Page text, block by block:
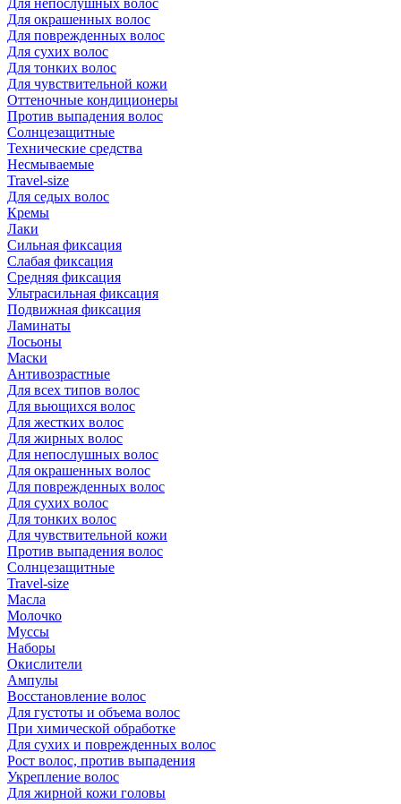
Для непослушных волос
Для окрашенных волос
Для поврежденных волос
Для сухих волос
Для тонких волос
Для чувствительной кожи
Оттеночные кондиционеры
Против выпадения волос
Солнцезащитные
Технические средства
Несмываемые
Travel-size
Для седых волос
Кремы
Лаки
Сильная фиксация
Слабая фиксация
Средняя фиксация
Ультрасильная фиксация
Подвижная фиксация
Ламинаты
Лосьоны
Маски
Антивозрастные
Для всех типов волос
Для вьющихся волос
Для жестких волос
Для жирных волос
Для непослушных волос
Для окрашенных волос
Для поврежденных волос
Для сухих волос
Для тонких волос
Для чувствительной кожи
Против выпадения волос
Солнцезащитные
Travel-size
Масла
Молочко
Муссы
Наборы
Окислители
Ампулы
Восстановление волос
Для густоты и объема волос
При химической обработке
Для сухих и поврежденных волос
Рост волос, против выпадения
Укрепление волос
Для жирной кожи головы